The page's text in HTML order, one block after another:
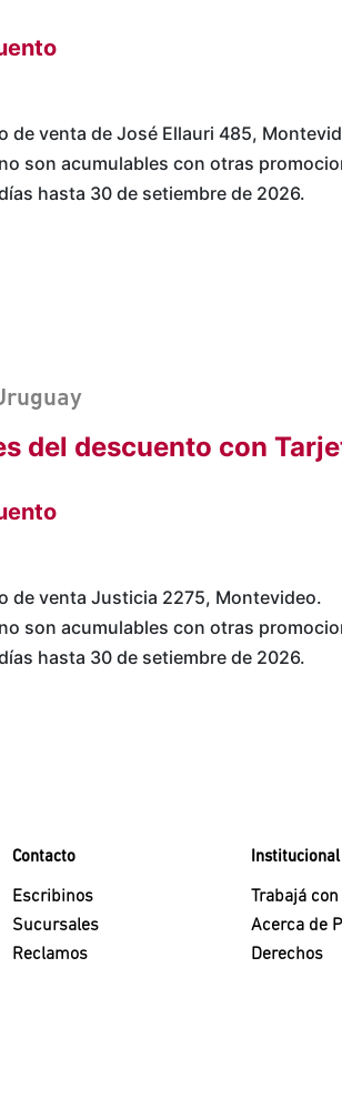
de venta de José Ellauri 485,
son acumulables con otras
hasta 30 de setiembre de 2026.
del descuento con
de venta Justicia 2275, Montevideo.
son acumulables con otras
hasta 30 de setiembre de 2026.
Contacto
Escribinos
Sucursales
Reclamos
Institucional
Trabajá
Acerca de
Derechos